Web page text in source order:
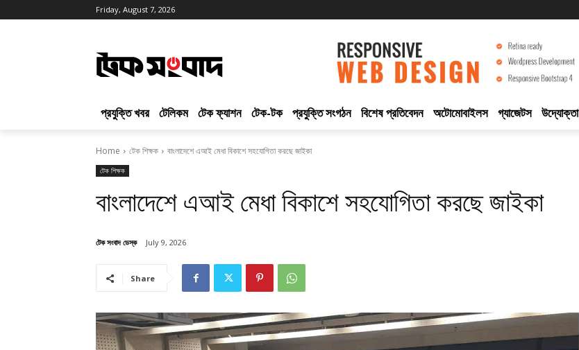
Friday, August 7, 2026
প্রযুক্তি খবর টেলিকম টেক ফ্যাশন টেক-টক প্রযুক্তি সংগঠন বিশেষ প্রতিবেদন অটোমোবাইলস গ্যাজেটস উদ্যোক্তা
Home টেক শিক্ষক বাংলাদেশে এআই মেধা বিকাশে সহযোগিতা করছে জাইকা
টেক শিক্ষক
বাংলাদেশে এআই মেধা বিকাশে সহযোগিতা করছে জাইকা
টেক সংবাদ ডেস্ক July 9, 2026
Share